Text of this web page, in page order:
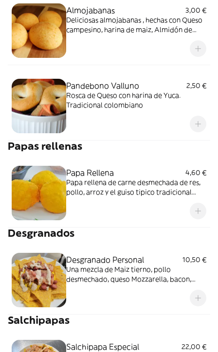
Almojabanas
3,00 €
Deliciosas almojabanas , hechas con Queso
campesino, harina de maiz, Almidón de
Pandebono Valluno
2,50 €
Rosca de Queso con harina de Yuca.
Tradicional colombiano
Papas rellenas
Papa Rellena
4,60 €
Papa rellena de carne desmechada de res,
pollo, arroz y el guiso tipico tradicional
Desgranados
Desgranado Personal
10,50 €
Una mezcla de Maiz tierno, pollo
desmechado, queso Mozzarella, bacon,
Salchipapas
Salchipapa Especial
22,00 €